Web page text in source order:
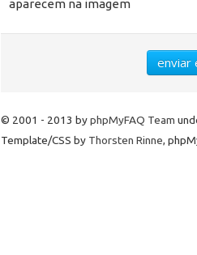
aparecem na imagem
enviar
© 2001 - 2013 byphpMyFAQ Team
Template/CSS by Thorsten Rinne,